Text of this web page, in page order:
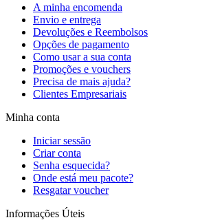
A minha encomenda
Envio e entrega
Devoluções e Reembolsos
Opções de pagamento
Como usar a sua conta
Promoções e vouchers
Precisa de mais ajuda?
Clientes Empresariais
Minha conta
Iniciar sessão
Criar conta
Senha esquecida?
Onde está meu pacote?
Resgatar voucher
Informações Úteis